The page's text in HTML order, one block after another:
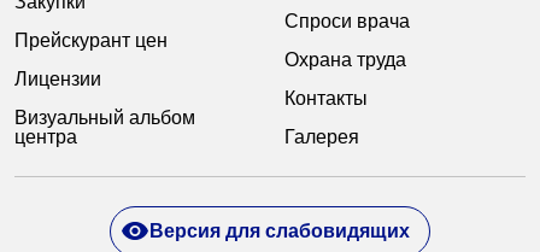
Прейскурант цен
Лицензии
Визуальный альбом
центра
Спроси врача
Охрана труда
Контакты
Галерея
Версия для слабовидящих